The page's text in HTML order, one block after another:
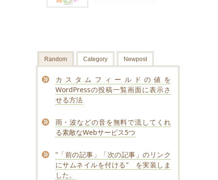
Random Category Newpost
カスタムフィールドの値を
WordPressの投稿一覧画面に表示さ
せる方法
雨・波などの音を無料で流してくれ
る素敵なWebサービス5つ
”「前の記事」「次の記事」のリンク
にサムネイルを付ける” を実装しま
した。